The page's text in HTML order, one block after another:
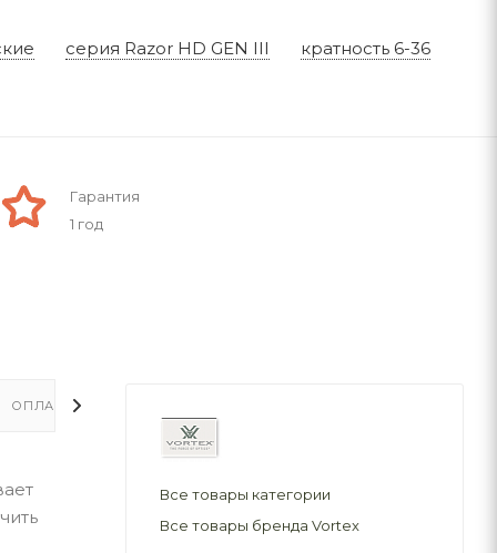
серия Razor HD GEN III кратность 6-36
Гарантия
1 год
ОПЛАТА
Все товары категории
Все товары бренда Vortex